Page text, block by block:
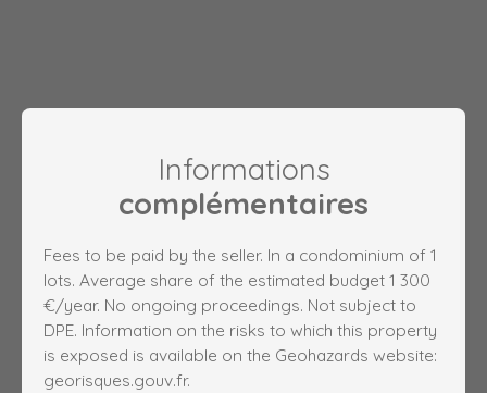
Informations
complémentaires
Fees to be paid by the seller. In a condominium of 1
lots. Average share of the estimated budget 1 300
€/year. No ongoing proceedings. Not subject to
DPE. Information on the risks to which this property
is exposed is available on the Geohazards website:
georisques.gouv.fr.